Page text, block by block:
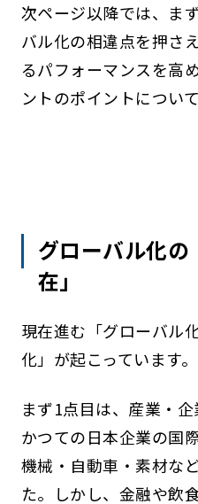
次ページ以降では、ま
バル化の相違点を押さ
るパフォーマンスを高
ントのポイントについ
グローバル化
在」
現在進む「グローバル
化」が起こっています。
まず1点目は、産業・企
かつての日本企業の国
機械・自動車・素材な
た。しかし、金融や飲